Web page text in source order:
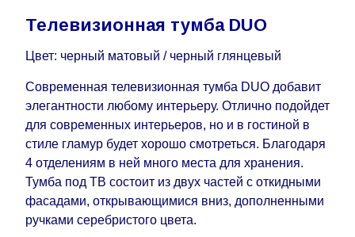
выходные, праздничные вечера и праздничные
дни) от даты получения оплаты от
кредитной компании клиента.
доставкой при заказе мебели из-за границы, на
которые не может повлиять Поставщик, в этих
случаях срок доставки будет продлен еще на 30
рабочих дней и не будет считаться
задержкой.
Вместе с тем поставщики
прилагают все усилия, чтобы максимально
ускорить
доставку, но, не имея возможности
это гарантировать, поэтому интернет-магазин
Телевизионная тумба DUO
Цвет: черный матовый / черный глянцевый
Современная телевизионная тумба DUO добавит
элегантности любому интерьеру. Отлично подойдет
для современных интерьеров, но и в гостиной в
стиле гламур будет хорошо смотреться. Благодаря
4 отделениям в ней много места для хранения.
Тумба под ТВ состоит из двух частей с откидными
фасадами, открывающимися вниз, дополненными
ручками серебристого цвета.